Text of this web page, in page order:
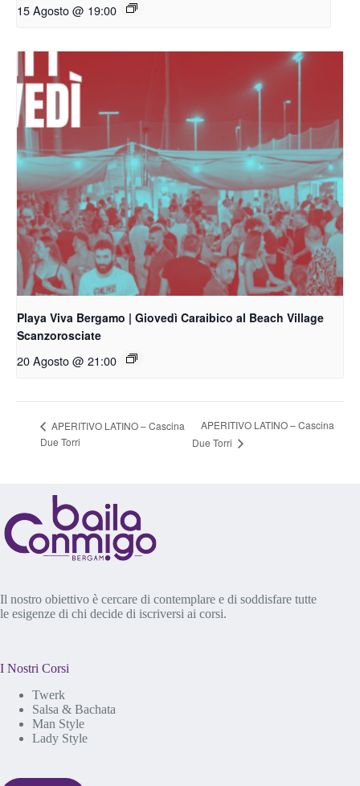
15 Agosto @ 19:00
Playa Viva Bergamo | Giovedì Caraibico al Beach Village
Scanzorosciate
20 Agosto @ 21:00
APERITIVO LATINO – Cascina
Due Torri
APERITIVO LATINO – Cascina
Due Torri
Il nostro obiettivo è cercare di contemplare e di soddisfare tutte
le esigenze di chi decide di iscriversi ai corsi.
I Nostri Corsi
Twerk
Salsa & Bachata
Man Style
Lady Style